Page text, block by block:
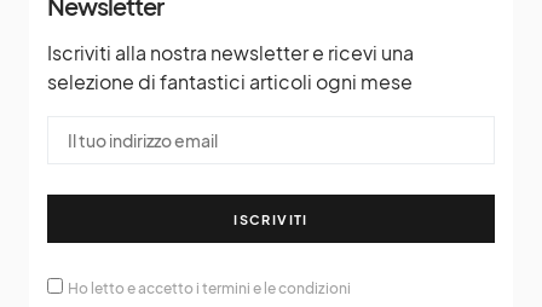
Iscriviti alla nostra newsletter e ricevi una
selezione di fantastici articoli ogni mese